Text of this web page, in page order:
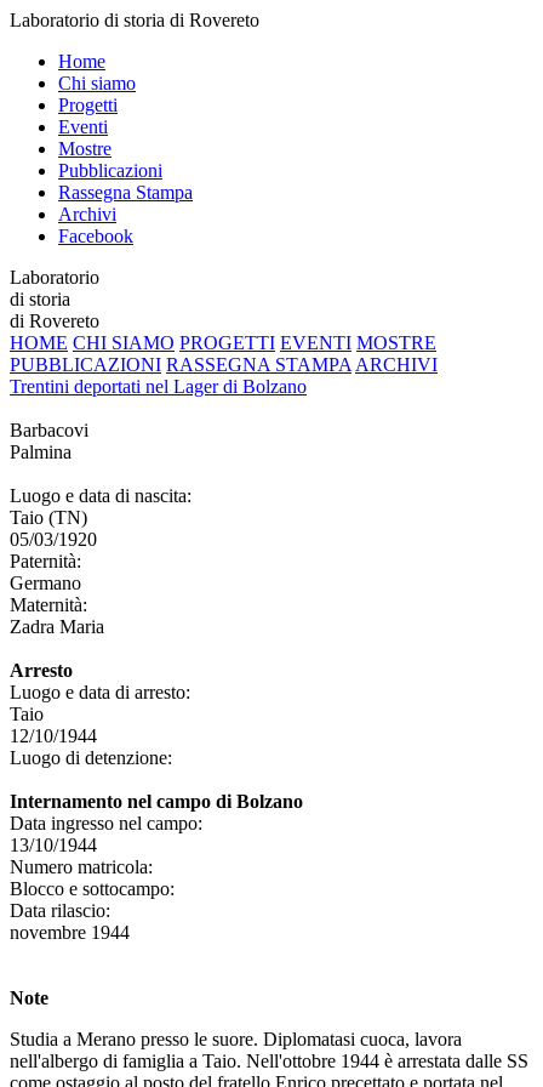
Laboratorio di storia di Rovereto
Home
Chi siamo
Progetti
Eventi
Mostre
Pubblicazioni
Rassegna Stampa
Archivi
Facebook
Laboratorio
di storia
di Rovereto
HOME CHI SIAMO PROGETTI EVENTI MOSTRE
PUBBLICAZIONI RASSEGNA STAMPA ARCHIVI
Trentini deportati nel Lager di Bolzano
Barbacovi
Palmina
Luogo e data di nascita:
Taio (TN)
05/03/1920
Paternità:
Germano
Maternità:
Zadra Maria
Arresto
Luogo e data di arresto:
Taio
12/10/1944
Luogo di detenzione:
Internamento nel campo di Bolzano
Data ingresso nel campo:
13/10/1944
Numero matricola:
Blocco e sottocampo:
Data rilascio:
novembre 1944
Note
Studia a Merano presso le suore. Diplomatasi cuoca, lavora
nell'albergo di famiglia a Taio. Nell'ottobre 1944 è arrestata dalle SS
come ostaggio al posto del fratello Enrico precettato e portata nel